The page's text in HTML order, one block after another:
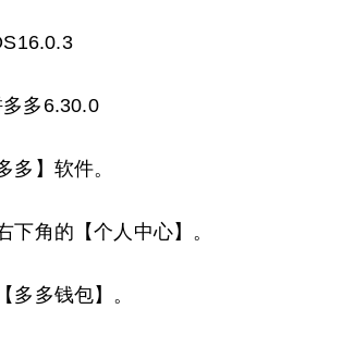
多6.30.0
多】软件。
下角的【个人中心】。
多多钱包】。